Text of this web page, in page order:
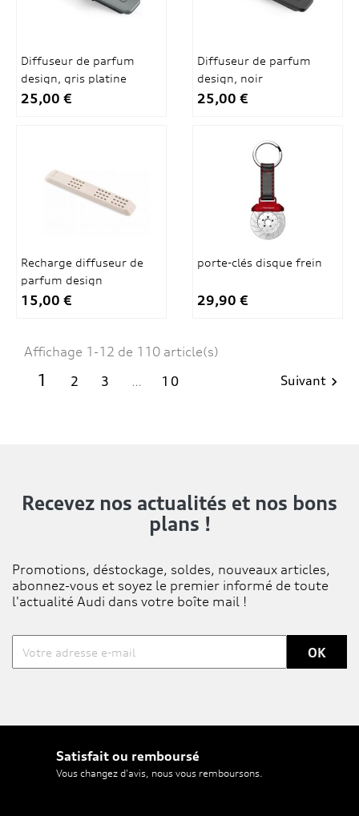
Diffuseur de parfum
design, gris platine
25,00 €
Diffuseur de parfum
design, noir
25,00 €
Recharge diffuseur de
parfum design
15,00 €
porte-clés disque frein
29,90 €
Affichage 1-12 de 110 article(s)
1 2 3 … 10 Suivant 
Recevez nos actualités et nos bons
plans !
Promotions, déstockage, soldes, nouveaux articles,
abonnez-vous et soyez le premier informé de toute
l'actualité Audi dans votre boîte mail !
Satisfait ou remboursé
Vous changez d'avis, nous vous remboursons.